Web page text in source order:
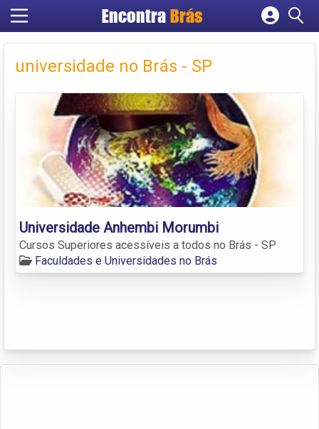
Encontra Brás
Cadastrar empresa
Criar conta
universidade no Brás - SP
Universidade Anhembi Morumbi
Cursos Superiores acessíveis a todos no Brás - SP
Faculdades e Universidades no Brás